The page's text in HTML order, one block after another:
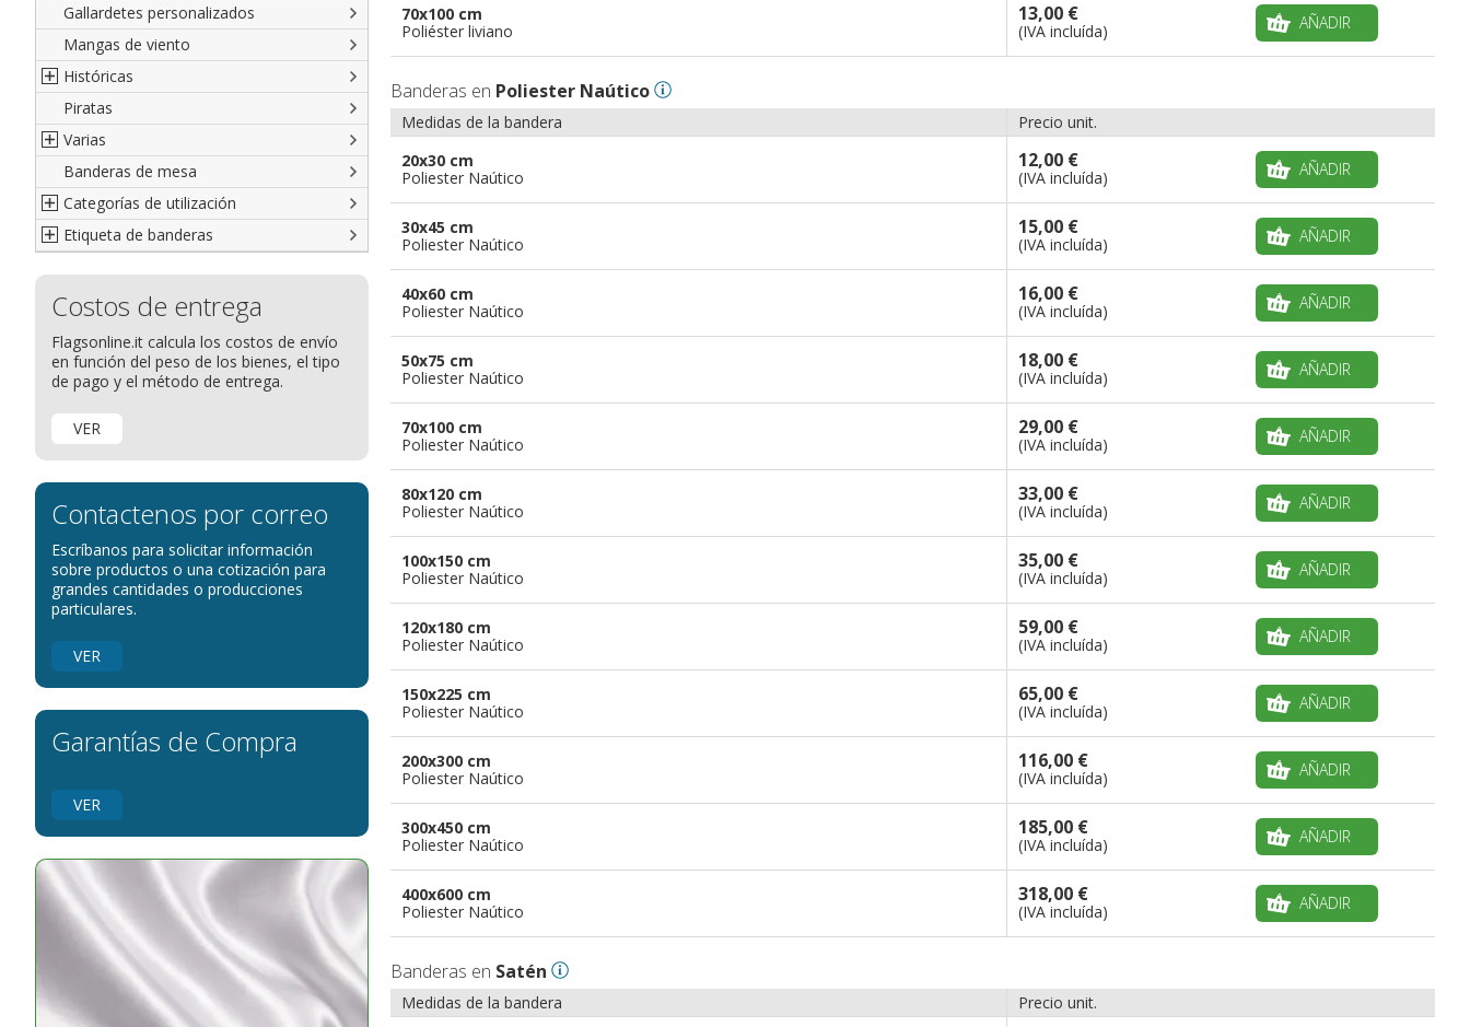
Regiones del Mundo
Provincias Españolas
De Playa
De cortesia
Gallardetes personalizados
Mangas de viento
Históricas
Francesas
Británicas
Italianas
Americanas
Resto del Mundo
Piratas
Varias
Banderas diplomáticas
Organizaciones internacionales
Publicitarias
Banderas de mesa
Categorías de utilización
Banderas publicitarias
banderas para barcos
banderas para eventos
banderas para bicicletas
Banderas para concesionarios
Banderas para tiendas
banderas para Palios
banderas para religiosas
Administraciones Públicas
Banderas para embajadas
banderas para parques
banderas para grupos musicales
Banderas para niños
Banderas para fiestas
Etiqueta de banderas
Glosario de banderas
Come disporre le bandiere
Dimensiones de las banderas
Costos de entrega
Flagsonline.it calcula los costos de envío
en función del peso de los bienes, el tipo
de pago y el método de entrega.
VER
Contactenos por correo
Escríbanos para solicitar información
sobre productos o una cotización para
grandes cantidades o producciones
particulares.
VER
Garantías de Compra
VER
70x100 cm
Poliéster liviano
13,00 €
(IVA incluída) AÑADIR
Banderas en Poliester Naútico
Medidas de la bandera
Precio unit.
20x30 cm
Poliester Naútico
12,00 €
(IVA incluída) AÑADIR
30x45 cm
Poliester Naútico
15,00 €
(IVA incluída) AÑADIR
40x60 cm
Poliester Naútico
16,00 €
(IVA incluída) AÑADIR
50x75 cm
Poliester Naútico
18,00 €
(IVA incluída) AÑADIR
70x100 cm
Poliester Naútico
29,00 €
(IVA incluída) AÑADIR
80x120 cm
Poliester Naútico
33,00 €
(IVA incluída) AÑADIR
100x150 cm
Poliester Naútico
35,00 €
(IVA incluída) AÑADIR
120x180 cm
Poliester Naútico
59,00 €
(IVA incluída) AÑADIR
150x225 cm
Poliester Naútico
65,00 €
(IVA incluída) AÑADIR
200x300 cm
Poliester Naútico
116,00 €
(IVA incluída) AÑADIR
300x450 cm
Poliester Naútico
185,00 €
(IVA incluída) AÑADIR
400x600 cm
Poliester Naútico
318,00 €
(IVA incluída) AÑADIR
Banderas en Satén
Medidas de la bandera
Precio unit.